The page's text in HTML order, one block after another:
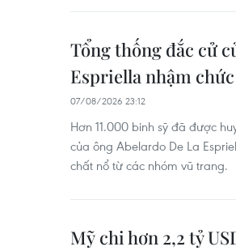
Tổng thống đắc cử
Espriella nhậm chức
07/08/2026 23:12
Hơn 11.000 binh sỹ đã được
của ông Abelardo De La
chất nổ từ các nhóm vũ trang.
Mỹ chi hơn 2,2 tỷ